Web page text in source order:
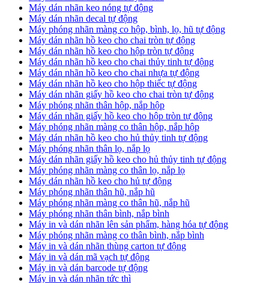
​Máy dán nhãn keo nóng tự động
Máy dán nhãn decal tự động
Máy phóng nhãn màng co hộp, bình, lọ, hũ tự động
Máy dán nhãn hồ keo cho chai tròn tự động
Máy dán nhãn hồ keo cho hộp tròn tự động
Máy dán nhãn hồ keo cho chai thủy tinh tự động
Máy dán nhãn hồ keo cho chai nhựa tự động
Máy dán nhãn hồ keo cho hộp thiếc tự động
Máy dán nhãn giấy hồ keo cho chai tròn tự động
Máy phóng nhãn thân hộp, nắp hộp
Máy dán nhãn giấy hồ keo cho hộp tròn tự động
Máy phóng nhãn màng co thân hộp, nắp hộp
Máy dán nhãn hồ keo cho hủ thủy tinh tự động
Máy phóng nhãn thân lọ, nắp lọ
Máy dán nhãn giấy hồ keo cho hủ thủy tinh tự động
Máy phóng nhãn màng co thân lọ, nắp lọ
Máy dán nhãn hồ keo cho hủ tự động
Máy phóng nhãn thân hũ, nắp hũ
Máy phóng nhãn màng co thân hũ, nắp hũ
Máy phóng nhãn thân bình, nắp bình
Máy in và dán nhãn lên sản phẩm, hàng hóa tự động
Máy phóng nhãn màng co thân bình, nắp bình
Máy in và dán nhãn thùng carton tự động
Máy in và dán mã vạch tự động
Máy in và dán barcode tự động
Máy in và dán nhãn tức thì